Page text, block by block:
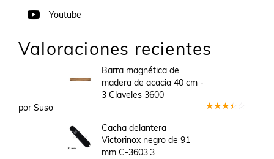
Youtube
Valoraciones recientes
Barra magnética de
madera de acacia 40 cm -
3 Claveles 3600
por Suso
Cacha delantera
Victorinox negro de 91
mm C-3603.3